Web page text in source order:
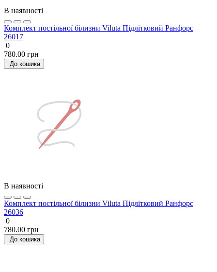
В наявності
Комплект постільної білизни Viluta Підлітковий Ранфорс
26017
0
780.00 грн
До кошика
В наявності
Комплект постільної білизни Viluta Підлітковий Ранфорс
26036
0
780.00 грн
До кошика